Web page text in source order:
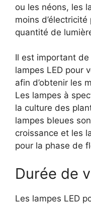
ou les néons, les
moins
quantité de
Il est important
lampes LED pour
afin d’obtenir les
Les lampes à
la culture des
lampes bleues
croissance et les
pour la phase de
Durée de
Les lampes LED